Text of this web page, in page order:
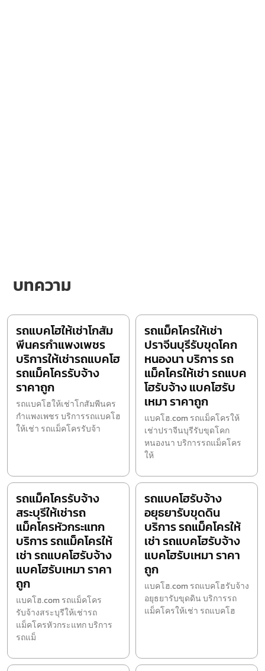
บทความ
รถแบคโฮให้เช่าโกสัม
พีนครกำแพงเพชร
บริการให้เช่ารถแบคโฮ
รถแม็คโครรับจ้าง
ราคาถูก
รถแบคโฮให้เช่าโกสัมพีนคร
กำแพงเพชร บริการรถแบคโฮ
ให้เช่า รถแม็คโครรับจ้า
รถแม็คโครให้เช่า
ปราจีนบุรีรับขุดโคก
หนองนา บริการ รถ
แม็คโครให้เช่า รถแบค
โฮรับจ้าง แบคโฮรับ
เหมา ราคาถูก
แบคโฮ.com รถแม็คโครให้
เช่าปราจีนบุรีรับขุดโคก
หนองนา บริการรถแม็คโคร
ให้
รถแม็คโครรับจ้าง
สระบุรีให้เช่ารถ
แม็คโครหัวกระแทก
บริการ รถแม็คโครให้
เช่า รถแบคโฮรับจ้าง
แบคโฮรับเหมา ราคา
ถูก
แบคโฮ.com รถแม็คโคร
รับจ้างสระบุรีให้เช่ารถ
แม็คโครหัวกระแทก บริการ
รถแม็
รถแบคโฮรับจ้าง
อยุธยารับขุดดิน
บริการ รถแม็คโครให้
เช่า รถแบคโฮรับจ้าง
แบคโฮรับเหมา ราคา
ถูก
แบคโฮ.com รถแบคโฮรับจ้าง
อยุธยารับขุดดิน บริการรถ
แม็คโครให้เช่า รถแบคโฮ